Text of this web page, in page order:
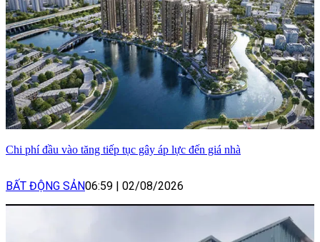
Chi phí đầu vào tăng tiếp tục gây áp lực đến giá nhà
BẤT ĐỘNG SẢN06:59 | 02/08/2026